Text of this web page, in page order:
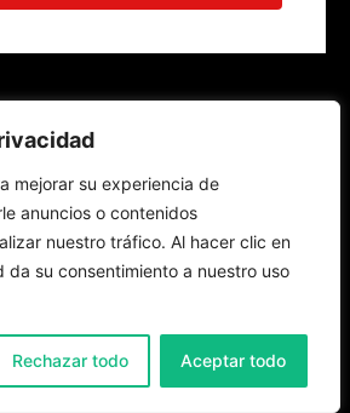
mejorar su experiencia de
anuncios o contenidos
nuestro tráfico. Al hacer clic en
da su consentimiento a nuestro uso
Rechazar todo Aceptar todo